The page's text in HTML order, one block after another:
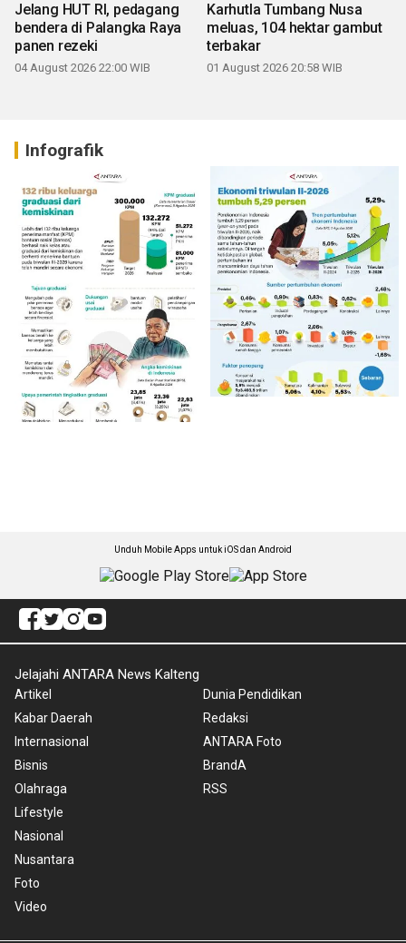
Jelang HUT RI, pedagang
bendera di Palangka Raya
panen rezeki
04 August 2026 22:00 WIB
Karhutla Tumbang Nusa
meluas, 104 hektar gambut
terbakar
01 August 2026 20:58 WIB
Infografik
Unduh Mobile Apps untuk iOS dan Android
Jelajahi ANTARA News Kalteng
Artikel
Kabar Daerah
Internasional
Bisnis
Olahraga
Lifestyle
Nasional
Nusantara
Foto
Video
Dunia Pendidikan
Redaksi
ANTARA Foto
BrandA
RSS